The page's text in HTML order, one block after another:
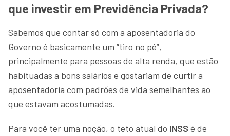
que investir em Previdência Privada?
Sabemos que contar só com a aposentadoria do
Governo é basicamente um “tiro no pé”,
principalmente para pessoas de alta renda, que estão
habituadas a bons salários e gostariam de curtir a
aposentadoria com padrões de vida semelhantes ao
que estavam acostumadas.
Para você ter uma noção, o teto atual do INSS é de